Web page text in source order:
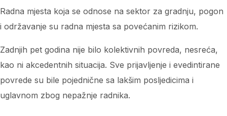
Radna mjesta koja se odnose na sektor za gradnju, pogon
i održavanje su radna mjesta sa povećanim rizikom.
Zadnjih pet godina nije bilo kolektivnih povreda, nesreća,
kao ni akcedentnih situacija. Sve prijavljenje i evedintirane
povrede su bile pojednične sa lakšim posljedicima i
uglavnom zbog nepažnje radnika.